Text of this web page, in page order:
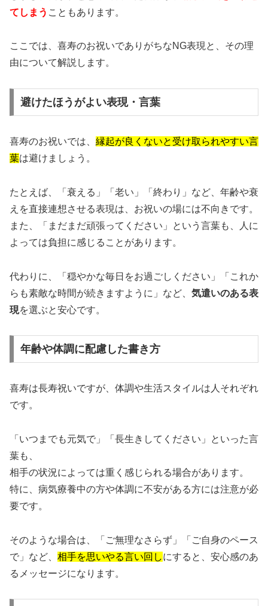
てしまう こともあります。
ここでは、喜寿のお祝いでありがちなNG表現と、その理
由について解説します。
避けたほうがよい表現・言葉
喜寿のお祝いでは、 縁起が良くないと受け取られやすい言
葉は避けましょう。
たとえば、「衰える」「老い」「終わり」など、年齢や衰
えを直接連想させる表現は、お祝いの場には不向きです。
また、「まだまだ頑張ってください」という言葉も、人に
よっては負担に感じることがあります。
代わりに、「穏やかな毎日をお過ごしください」「これか
らも素敵な時間が続きますように」など、 気遣いのある表
現を選ぶと安心です。
年齢や体調に配慮した書き方
喜寿は長寿祝いですが、体調や生活スタイルは人それぞれ
です。
「いつまでも元気で」「長生きしてください」といった言
葉も、
相手の状況によっては重く感じられる場合があります。
特に、病気療養中の方や体調に不安がある方には注意が必
要です。
そのような場合は、「ご無理なさらず」「ご自身のペース
で」など、 相手を思いやる言い回しにすると、安心感のあ
るメッセージになります。